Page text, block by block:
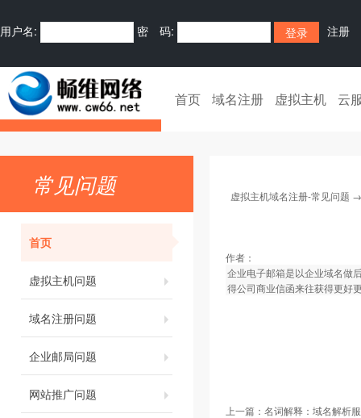
用户名: 密 码: 注册
首页 域名注册 虚拟主机 云
常见问题
首页
虚拟主机问题
域名注册问题
企业邮局问题
网站推广问题
虚拟主机域名注册-常见问题
作者：
企业电子邮箱是以企业域名做
得公司商业信函来往获得更好
上一篇： 名词解释：域名解析